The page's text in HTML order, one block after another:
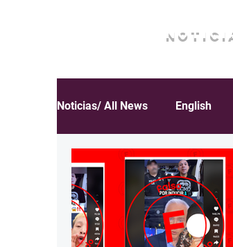
Noticias/ All News English
Español Educación
COVID-19 Política